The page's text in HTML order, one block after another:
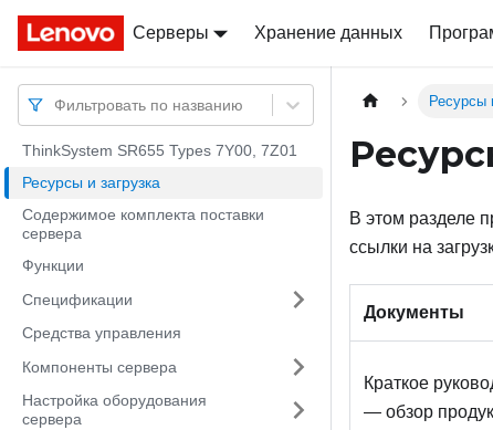
Docs
Серверы Хранение данных
Docs
Фильтровать по названию
ThinkSystem SR655 Types 7Y00, 7Z01
Ресурсы и загрузка
Содержимое комплекта поставки
сервера
Функции
Спецификации
Средства управления
Компоненты сервера
Настройка оборудования
сервера
Ресурсы
В этом разделе
ссылки на
Документы
Краткое
— обзор